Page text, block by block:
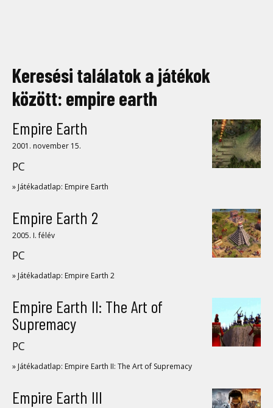
Keresési találatok a játékok
között: empire earth
Empire Earth
2001. november 15.
PC
» Játékadatlap: Empire Earth
Empire Earth 2
2005. I. félév
PC
» Játékadatlap: Empire Earth 2
Empire Earth II: The Art of
Supremacy
PC
» Játékadatlap: Empire Earth II: The Art of Supremacy
Empire Earth III